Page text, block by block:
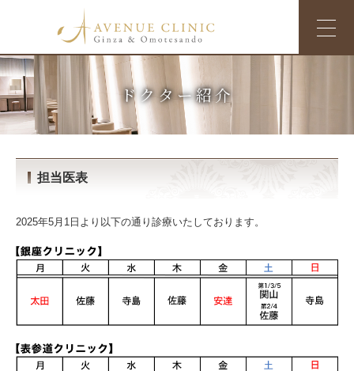
ドクター紹介
担当医表
2025年5月1日より以下の通り診療いたしております。